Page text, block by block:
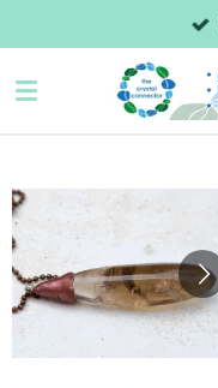
direct
naar